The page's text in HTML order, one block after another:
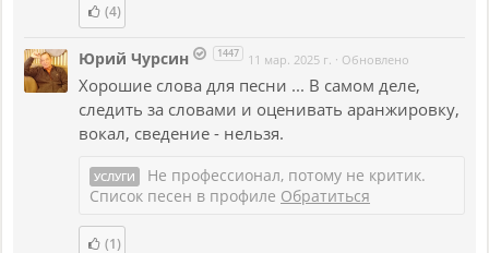
(4)
Юрий Чурсин 1447 11 мар. 2025 г. · Обновлено
Хорошие слова для песни ... В самом деле,
следить за словами и оценивать аранжировку,
вокал, сведение - нельзя.
УСЛУГИ
Не профессионал, потому не критик.
Список песен в профиле Обратиться
(1)